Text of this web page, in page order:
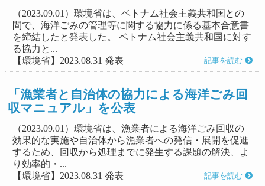
（2023.09.01）環境省は、ベトナム社会主義共和国との
間で、海洋ごみの管理等に関する協力に係る基本合意書
を締結したと発表した。 ベトナム社会主義共和国に対す
る協力と...
【環境省】2023.08.31 発表
記事を読む
「漁業者と自治体の協力による海洋ごみ回
収マニュアル」を公表
（2023.09.01）環境省は、漁業者による海洋ごみ回収の
効果的な実施や自治体から漁業者への発信・展開を促進
するため、回収から処理までに発生する課題の解決、よ
り効率的・...
【環境省】2023.08.31 発表
記事を読む